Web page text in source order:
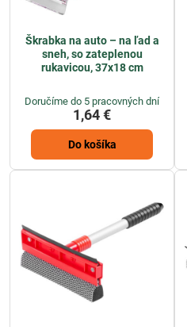
Škrabka na auto – na ľad a
sneh, so zateplenou
rukavicou, 37x18 cm
Doručíme do 5 pracovných dní
1,64 €
Do košíka